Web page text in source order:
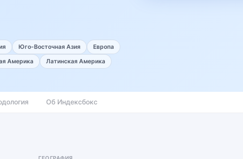
Юго-Восточная Азия
Европа
Америка Латинская Америка
Об Индексбокс